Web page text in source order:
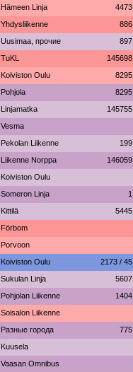
Hämeen Linja 4473
Yhdysliikenne 886
Uusimaa, прочие 897
TuKL 145698
Koiviston Oulu 8295
Pohjola 8295
Linjamatka 145755
Vesma
Pekolan Liikenne 199
Liikenne Norppa 146059
Koiviston Oulu
Someron Linja 1
Kittilä 5445
Förbom
Porvoon
Koiviston Oulu 2173 / 45
Sukulan Linja 5607
Pohjolan Liikenne 1404
Soisalon Liikenne
Разные города 775
Kuusela
Vaasan Omnibus